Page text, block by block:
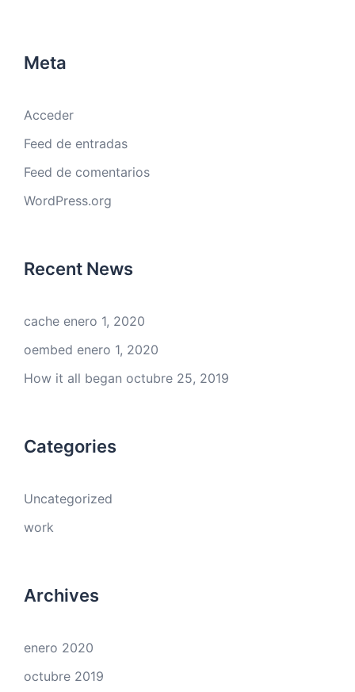
Meta
Acceder
Feed de entradas
Feed de comentarios
WordPress.org
Recent News
cache enero 1, 2020
oembed enero 1, 2020
How it all began octubre 25, 2019
Categories
Uncategorized
work
Archives
enero 2020
octubre 2019